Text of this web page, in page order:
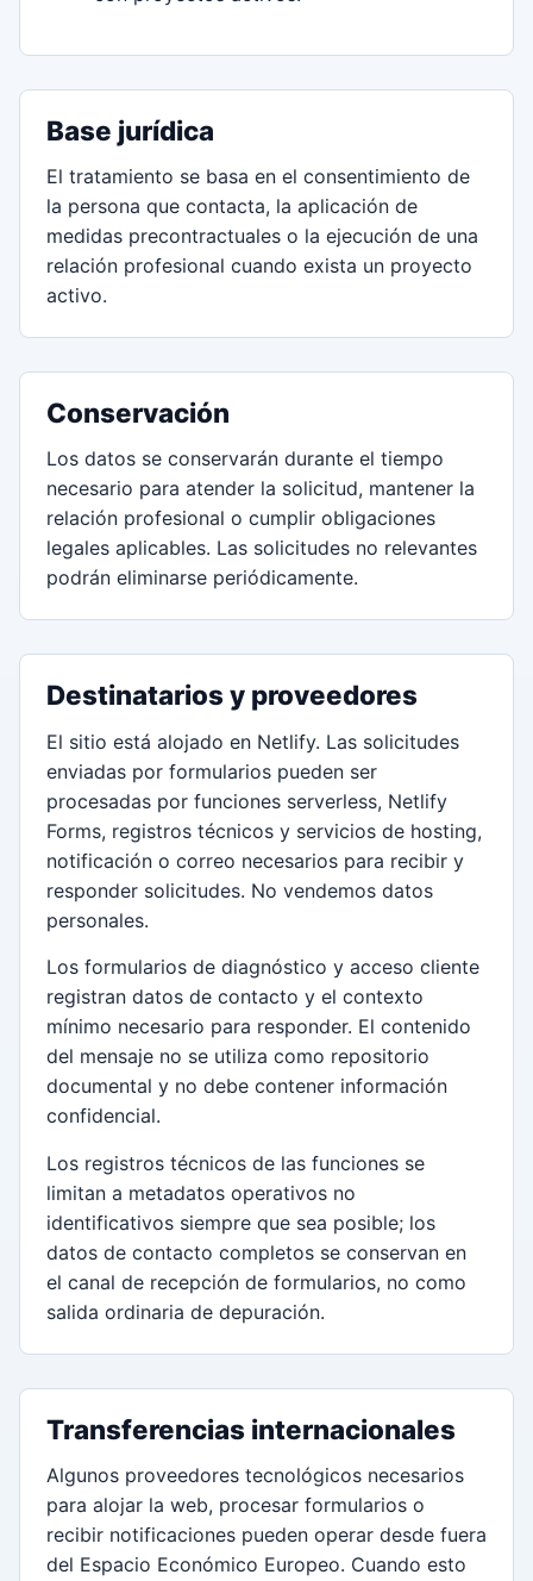
Base jurídica
El tratamiento se basa en el consentimiento de
la persona que contacta, la aplicación de
medidas precontractuales o la ejecución de una
relación profesional cuando exista un proyecto
activo.
Conservación
Los datos se conservarán durante el tiempo
necesario para atender la solicitud, mantener la
relación profesional o cumplir obligaciones
legales aplicables. Las solicitudes no relevantes
podrán eliminarse periódicamente.
Destinatarios y proveedores
El sitio está alojado en Netlify. Las solicitudes
enviadas por formularios pueden ser
procesadas por funciones serverless, Netlify
Forms, registros técnicos y servicios de hosting,
notificación o correo necesarios para recibir y
responder solicitudes. No vendemos datos
personales.
Los formularios de diagnóstico y acceso cliente
registran datos de contacto y el contexto
mínimo necesario para responder. El contenido
del mensaje no se utiliza como repositorio
documental y no debe contener información
confidencial.
Los registros técnicos de las funciones se
limitan a metadatos operativos no
identificativos siempre que sea posible; los
datos de contacto completos se conservan en
el canal de recepción de formularios, no como
salida ordinaria de depuración.
Transferencias internacionales
Algunos proveedores tecnológicos necesarios
para alojar la web, procesar formularios o
recibir notificaciones pueden operar desde fuera
del Espacio Económico Europeo. Cuando esto